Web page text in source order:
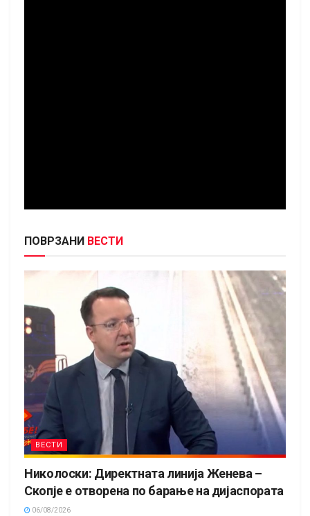
ПОВРЗАНИ ВЕСТИ
ВЕСТИ
Николоски: Директната линија Женева –
Скопје е отворена по барање на дијаспората
06/08/2026